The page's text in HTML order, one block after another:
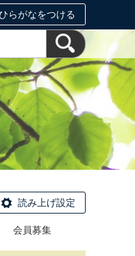
らがなをつける
読み上げ設定
会員募集